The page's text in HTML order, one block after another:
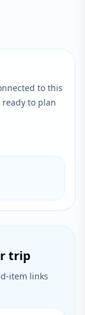
to this
to plan
trip
item links